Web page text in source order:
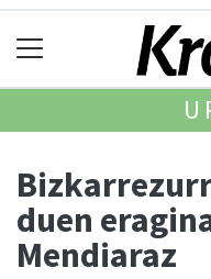
duen
Mendiaraz